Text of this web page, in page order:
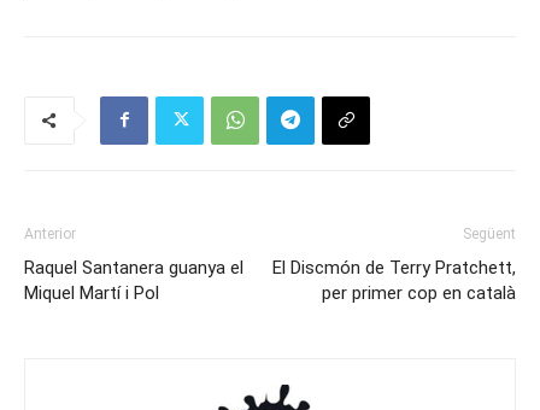
Anterior
Raquel Santanera guanya el
Miquel Martí i Pol
Següent
El Discmón de Terry Pratchett,
per primer cop en català